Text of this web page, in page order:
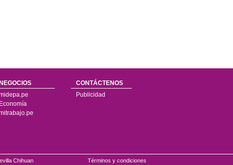
NEGOCIOS
Economía
CONTÁCTENOS
Publicidad
Chihuan Términos y condiciones